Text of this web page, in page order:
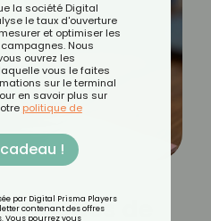
de
la société Digital
le taux d'ouverture
et optimiser les
Nous
ouvrez les
vous le faites
sur le terminal
en savoir plus sur
politique de
!
par Digital Prisma Players
contenant des offres
Vous pourrez vous